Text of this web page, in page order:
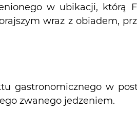
w ubikacji, którą
wraz z obiadem,
gastronomicznego w
zwanego jedzeniem.